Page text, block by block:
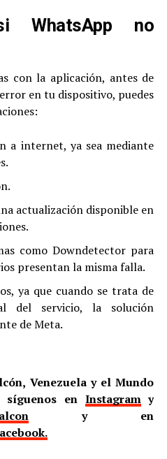
WhatsApp no
con la aplicación, antes de
en tu dispositivo, puedes
a internet, ya sea mediante
actualización disponible en
como Downdetector para
presentan la misma falla.
ya que cuando se trata de
del servicio, la solución
de Meta.
Venezuela y el Mundo
síguenos en Instagramy
y en